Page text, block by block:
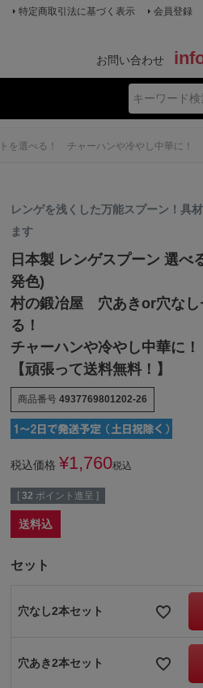
特定商取引法に基づく表示 会員登録
お問い合わせ
を選べる！ チャーハンや冷やし中華に！
レンゲを浅くした万能スプーン！具
ます
日本製 レンゲスプーン 選べ
発色)
村の鍛冶屋 穴あきor穴なし
る！
チャーハンや冷やし中華に
【頑張って送料無料！】
商品番号 4937769801202-26
税込価格 ¥1,760税込
[ 32 ポイント進呈 ]
送料込
セット
穴なし2本セット
穴あき2本セット